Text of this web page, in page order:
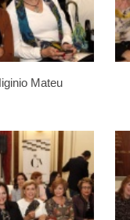
Mateu